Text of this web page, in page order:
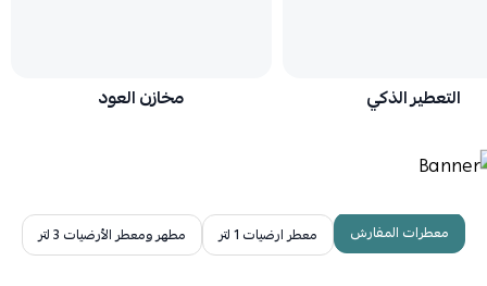
التعطير الذكي مخازن العود
معطرات المفارش معطر ارضيات 1 لتر مطهر ومعطر الأرضيات 3 لتر